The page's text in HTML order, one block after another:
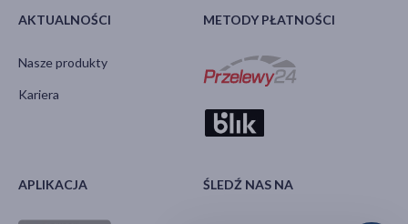
AKTUALNOŚCI
Nasze produkty
Kariera
METODY PŁATNOŚCI
APLIKACJA ŚLEDŹ NAS NA